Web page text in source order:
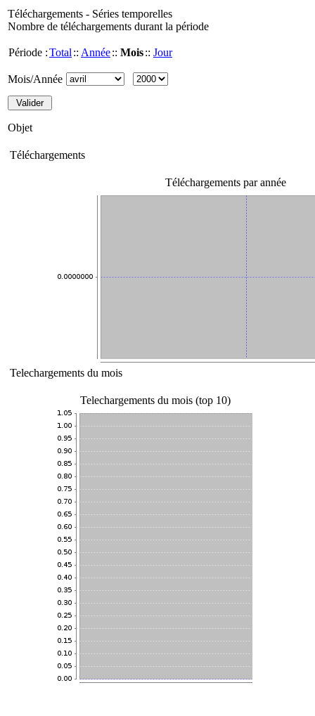
Téléchargements - Séries temporelles
Nombre de téléchargements durant la période
Période :Total :: Année:: Mois:: Jour
Mois/Année
Objet
Téléchargements
Téléchargements par année
Telechargements du mois
Telechargements du mois (top 10)